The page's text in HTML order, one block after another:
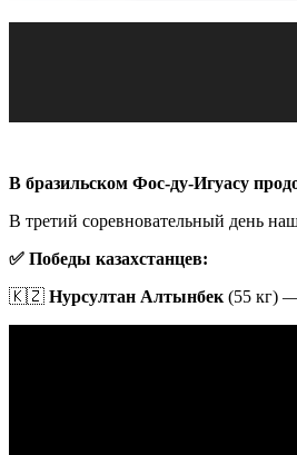
В бразильском Фос-ду-Игуасу
В третий соревновательный день
✅ Победы казахстанцев:
🇰🇿 Нурсултан Алтынбек (55 кг)